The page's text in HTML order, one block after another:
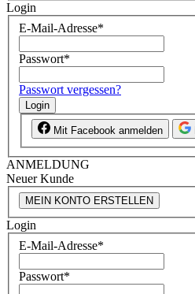
Login
E-Mail-Adresse*
Passwort*
Passwort vergessen?
Login
Mit Facebook anmelden
ANMELDUNG
Neuer Kunde
MEIN KONTO ERSTELLEN
Login
E-Mail-Adresse*
Passwort*